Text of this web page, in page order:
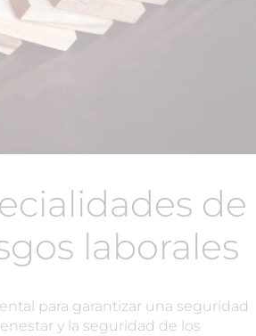
de
laborales
para garantizar una seguridad
y la seguridad de los